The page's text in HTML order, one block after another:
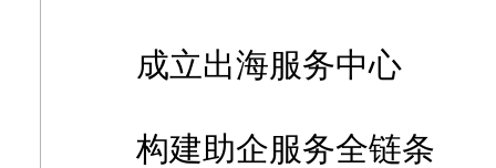
成立出海服务中心
构建助企服务全链条